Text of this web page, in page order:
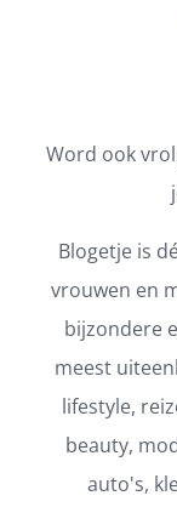
Word ook
Blogetje is
vrouwen en
bijzondere
meest
lifestyle,
beauty,
auto's,